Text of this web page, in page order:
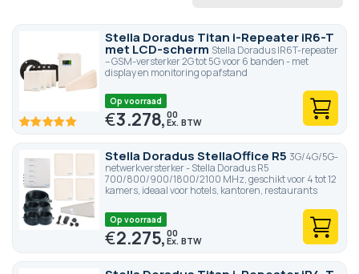
Stella Doradus Titan i-Repeater iR6-T
met LCD-scherm Stella Doradus IR6T-repeater
– GSM-versterker 2G tot 5G voor 6 banden - met
display en monitoring op afstand
100 100
Op voorraad
€3.278,00
Stella Doradus StellaOffice R5 3G/4G/5G-
netwerkversterker - Stella Doradus R5
700/800/900/1800/2100 MHz, geschikt voor 4 tot 12
kamers, ideaal voor hotels, kantoren, restaurants
Op voorraad
€2.275,00